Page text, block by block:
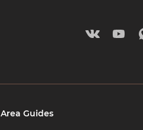
Area Guides